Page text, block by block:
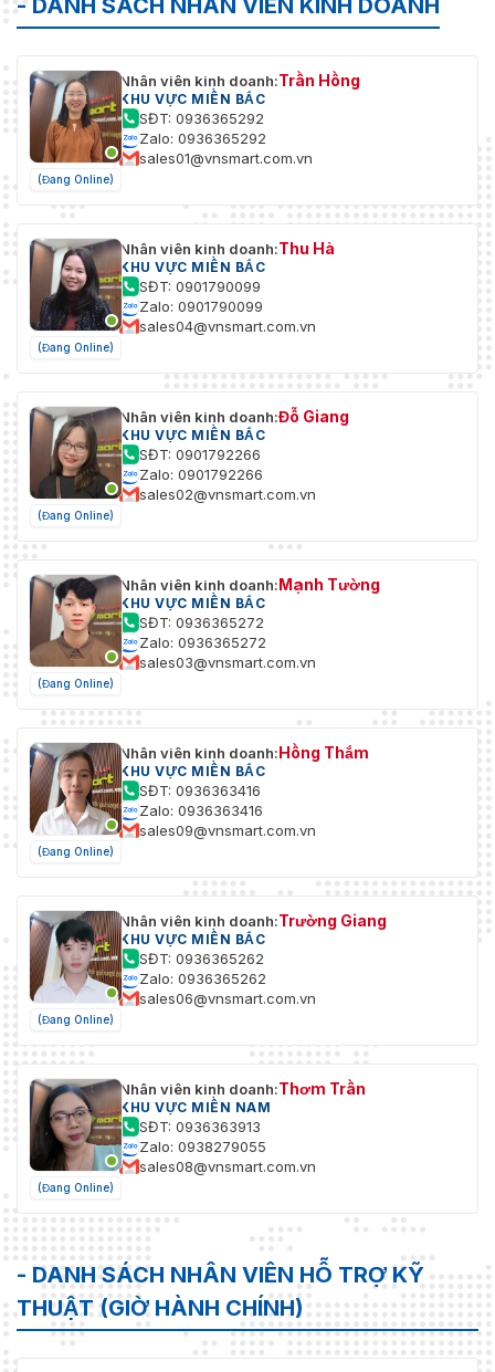
- DANH SÁCH NHÂN VIÊN KINH DOANH
(Đang Online)
Nhân viên kinh doanh:Trần Hồng
KHU VỰC MIỀN BẮC
SĐT: 0936365292
Zalo: 0936365292
sales01@vnsmart.com.vn
(Đang Online)
Nhân viên kinh doanh:Thu Hà
KHU VỰC MIỀN BẮC
SĐT: 0901790099
Zalo: 0901790099
sales04@vnsmart.com.vn
(Đang Online)
Nhân viên kinh doanh:Đỗ Giang
KHU VỰC MIỀN BẮC
SĐT: 0901792266
Zalo: 0901792266
sales02@vnsmart.com.vn
(Đang Online)
Nhân viên kinh doanh:Mạnh Tường
KHU VỰC MIỀN BẮC
SĐT: 0936365272
Zalo: 0936365272
sales03@vnsmart.com.vn
(Đang Online)
Nhân viên kinh doanh:Hồng Thắm
KHU VỰC MIỀN BẮC
SĐT: 0936363416
Zalo: 0936363416
sales09@vnsmart.com.vn
(Đang Online)
Nhân viên kinh doanh:Trường Giang
KHU VỰC MIỀN BẮC
SĐT: 0936365262
Zalo: 0936365262
sales06@vnsmart.com.vn
(Đang Online)
Nhân viên kinh doanh:Thơm Trần
KHU VỰC MIỀN NAM
SĐT: 0936363913
Zalo: 0938279055
sales08@vnsmart.com.vn
- DANH SÁCH NHÂN VIÊN HỖ TRỢ KỸ
THUẬT (GIỜ HÀNH CHÍNH)